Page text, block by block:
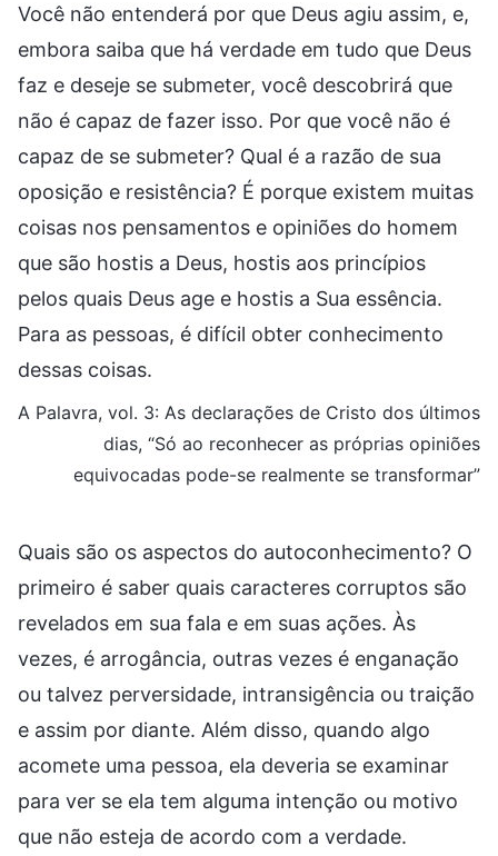
Você não entenderá por que Deus agiu assim, e,
embora saiba que há verdade em tudo que Deus
faz e deseje se submeter, você descobrirá que
não é capaz de fazer isso. Por que você não é
capaz de se submeter? Qual é a razão de sua
oposição e resistência? É porque existem muitas
coisas nos pensamentos e opiniões do homem
que são hostis a Deus, hostis aos princípios
pelos quais Deus age e hostis a Sua essência.
Para as pessoas, é difícil obter conhecimento
dessas coisas.
A Palavra, vol. 3: As declarações de Cristo dos últimos
dias, “Só ao reconhecer as próprias opiniões
equivocadas pode-se realmente se transformar”
Quais são os aspectos do autoconhecimento? O
primeiro é saber quais caracteres corruptos são
revelados em sua fala e em suas ações. Às
vezes, é arrogância, outras vezes é enganação
ou talvez perversidade, intransigência ou traição
e assim por diante. Além disso, quando algo
acomete uma pessoa, ela deveria se examinar
para ver se ela tem alguma intenção ou motivo
que não esteja de acordo com a verdade.